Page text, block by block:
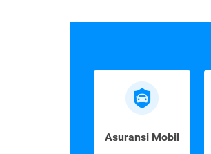
Asuransi Mobil